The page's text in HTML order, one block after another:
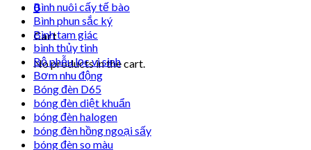
0
Cart
No products in the cart.
Bình nuôi cấy tế bào
Bình phun sắc ký
Bình tam giác
bình thủy tinh
Bộ phễu lọc vi sinh
Bơm nhu động
Bóng đèn D65
bóng đèn diệt khuẩn
bóng đèn halogen
bóng đèn hồng ngoại sấy
bóng đèn so màu